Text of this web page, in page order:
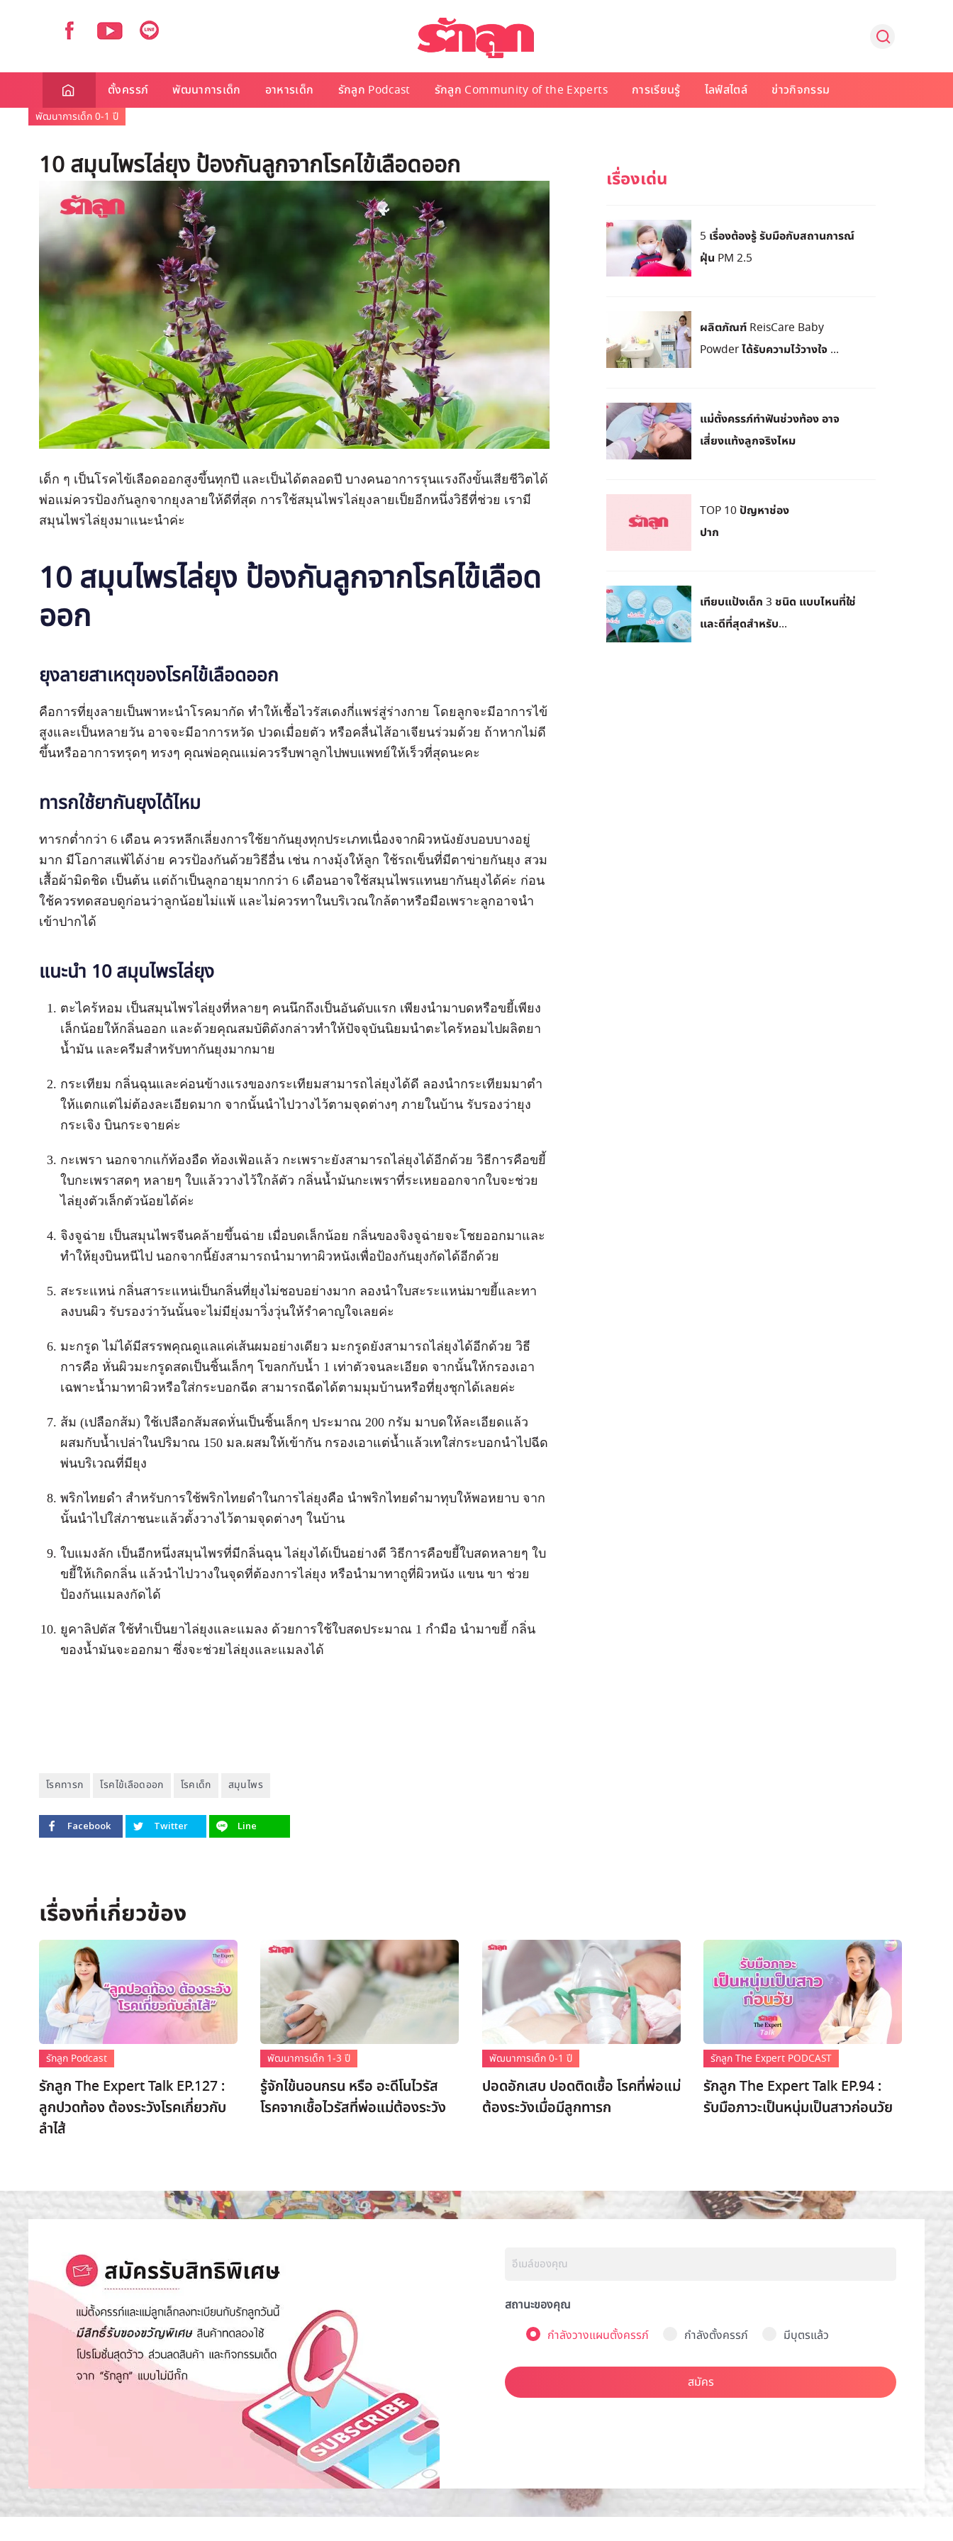
ตั้งครรภ์ พัฒนาการเด็ก อาหารเด็ก รักลูก Podcast รักลูก Community of the Experts การเรียนรู้ ไลฟ์สไตล์ ข่าวกิจกรรม
พัฒนาการเด็ก 0-1 ปี
10 สมุนไพรไล่ยุง ป้องกันลูกจากโรคไข้เลือดออก
เด็ก ๆ เป็นโรคไข้เลือดออกสูงขึ้นทุกปี และเป็นได้ตลอดปี บางคนอาการรุนแรงถึงขั้นเสียชีวิตได้
พ่อแม่ควรป้องกันลูกจากยุงลายให้ดีที่สุด การใช้สมุนไพรไล่ยุงลายเป็ยอีกหนึ่งวิธีที่ช่วย เรามี
สมุนไพรไล่ยุงมาแนะนำค่ะ
10 สมุนไพรไล่ยุง ป้องกันลูกจากโรคไข้เลือด
ออก
ยุงลายสาเหตุของโรคไข้เลือดออก
คือการที่ยุงลายเป็นพาหะนำโรคมากัด ทำให้เชื้อไวรัสเดงกี่แพร่สู่ร่างกาย โดยลูกจะมีอาการไข้
สูงและเป็นหลายวัน อาจจะมีอาการหวัด ปวดเมื่อยตัว หรือคลื่นไส้อาเจียนร่วมด้วย ถ้าหากไม่ดี
ขึ้นหรืออาการทรุดๆ ทรงๆ คุณพ่อคุณแม่ควรรีบพาลูกไปพบแพทย์ให้เร็วที่สุดนะคะ
ทารกใช้ยากันยุงได้ไหม
ทารกต่ำกว่า 6 เดือน ควรหลีกเลี่ยงการใช้ยากันยุงทุกประเภทเนื่องจากผิวหนังยังบอบบางอยู่
มาก มีโอกาสแพ้ได้ง่าย ควรป้องกันด้วยวิธีอื่น เช่น กางมุ้งให้ลูก ใช้รถเข็นที่มีตาข่ายกันยุง สวม
เสื้อผ้ามิดชิด เป็นต้น แต่ถ้าเป็นลูกอายุมากกว่า 6 เดือนอาจใช้สมุนไพรแทนยากันยุงได้ค่ะ ก่อน
ใช้ควรทดสอบดูก่อนว่าลูกน้อยไม่แพ้ และไม่ควรทาในบริเวณใกล้ตาหรือมือเพราะลูกอาจนำ
เข้าปากได้
แนะนำ 10 สมุนไพรไล่ยุง
ตะไคร้หอม เป็นสมุนไพรไล่ยุงที่หลายๆ คนนึกถึงเป็นอันดับแรก เพียงนำมาบดหรือขยี้เพียง
เล็กน้อยให้กลิ่นออก และด้วยคุณสมบัติดังกล่าวทำให้ปัจจุบันนิยมนำตะไคร้หอมไปผลิตยา
น้ำมัน และครีมสำหรับทากันยุงมากมาย
กระเทียม กลิ่นฉุนและค่อนข้างแรงของกระเทียมสามารถไล่ยุงได้ดี ลองนำกระเทียมมาตำ
ให้แตกแต่ไม่ต้องละเอียดมาก จากนั้นนำไปวางไว้ตามจุดต่างๆ ภายในบ้าน รับรองว่ายุง
กระเจิง บินกระจายค่ะ
กะเพรา นอกจากแก้ท้องอืด ท้องเฟ้อแล้ว กะเพราะยังสามารถไล่ยุงได้อีกด้วย วิธีการคือขยี้
ใบกะเพราสดๆ หลายๆ ใบแล้ววางไว้ใกล้ตัว กลิ่นน้ำมันกะเพราที่ระเหยออกจากใบจะช่วย
ไล่ยุงตัวเล็กตัวน้อยได้ค่ะ
จิงจูฉ่าย เป็นสมุนไพรจีนคล้ายขึ้นฉ่าย เมื่อบดเล็กน้อย กลิ่นของจิงจูฉ่ายจะโชยออกมาและ
ทำให้ยุงบินหนีไป นอกจากนี้ยังสามารถนำมาทาผิวหนังเพื่อป้องกันยุงกัดได้อีกด้วย
สะระแหน่ กลิ่นสาระแหน่เป็นกลิ่นที่ยุงไม่ชอบอย่างมาก ลองนำใบสะระแหน่มาขยี้และทา
ลงบนผิว รับรองว่าวันนั้นจะไม่มียุ่งมาวิ่งวุ่นให้รำคาญใจเลยค่ะ
มะกรูด ไม่ได้มีสรรพคุณดูแลแค่เส้นผมอย่างเดียว มะกรูดยังสามารถไล่ยุงได้อีกด้วย วิธี
การคือ หั่นผิวมะกรูดสดเป็นชิ้นเล็กๆ โขลกกับน้ำ 1 เท่าตัวจนละเอียด จากนั้นให้กรองเอา
เฉพาะน้ำมาทาผิวหรือใส่กระบอกฉีด สามารถฉีดได้ตามมุมบ้านหรือที่ยุงชุกได้เลยค่ะ
ส้ม (เปลือกส้ม) ใช้เปลือกส้มสดหั่นเป็นชิ้นเล็กๆ ประมาณ 200 กรัม มาบดให้ละเอียดแล้ว
ผสมกับน้ำเปล่าในปริมาณ 150 มล.ผสมให้เข้ากัน กรองเอาแต่น้ำแล้วเทใส่กระบอกนำไปฉีด
พ่นบริเวณที่มียุง
พริกไทยดำ สำหรับการใช้พริกไทยดำในการไล่ยุงคือ นำพริกไทยดำมาทุบให้พอหยาบ จาก
นั้นนำไปใส่ภาชนะแล้วตั้งวางไว้ตามจุดต่างๆ ในบ้าน
ใบแมงลัก เป็นอีกหนึ่งสมุนไพรที่มีกลิ่นฉุน ไล่ยุงได้เป็นอย่างดี วิธีการคือขยี้ใบสดหลายๆ ใบ
ขยี้ให้เกิดกลิ่น แล้วนำไปวางในจุดที่ต้องการไล่ยุง หรือนำมาทาถูที่ผิวหนัง แขน ขา ช่วย
ป้องกันแมลงกัดได้
ยูคาลิปตัส ใช้ทำเป็นยาไล่ยุงและแมลง ด้วยการใช้ใบสดประมาณ 1 กำมือ นำมาขยี้ กลิ่น
ของน้ำมันจะออกมา ซึ่งจะช่วยไล่ยุงและแมลงได้
โรคทารก โรคไข้เลือดออก โรคเด็ก สมุนไพร
Facebook Twitter Line
5 เรื่องต้องรู้ รับมือกับสถานการณ์
ฝุ่น PM 2.5
ผลิตภัณฑ์ ReisCare Baby
Powder ได้รับความไว้วางใจ ...
แม่ตั้งครรภ์ทำฟันช่วงท้อง อาจ
เสี่ยงแท้งลูกจริงไหม
TOP 10 ปัญหาช่อง
ปาก
เทียบแป้งเด็ก 3 ชนิด แบบไหนที่ใช่
และดีที่สุดสำหรับ...
รักลูก Podcast
รักลูก The Expert Talk EP.127 :
ลูกปวดท้อง ต้องระวังโรคเกี่ยวกับ
ลำไส้
พัฒนาการเด็ก 1-3 ปี
รู้จักไข้นอนกรน หรือ อะดีโนไวรัส
โรคจากเชื้อไวรัสที่พ่อแม่ต้องระวัง
พัฒนาการเด็ก 0-1 ปี
ปอดอักเสบ ปอดติดเชื้อ โรคที่พ่อแม่
ต้องระวังเมื่อมีลูกทารก
รักลูก The Expert PODCAST
รักลูก The Expert Talk EP.94 :
รับมือภาวะเป็นหนุ่มเป็นสาวก่อนวัย
สถานะของคุณ
กำลังวางแผนตั้งครรภ์
กำลังตั้งครรภ์ มีบุตรแล้ว
สมัคร